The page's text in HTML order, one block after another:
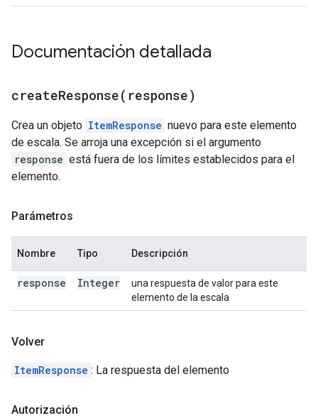
Documentación detallada
createResponse( response)
Crea un objeto ItemResponse nuevo para este elemento
de escala. Se arroja una excepción si el argumento
response está fuera de los límites establecidos para el
elemento.
Parámetros
Nombre Tipo Descripción
response Integer
una respuesta de valor para este
elemento de la escala
Volver
ItemResponse : La respuesta del elemento
Autorización